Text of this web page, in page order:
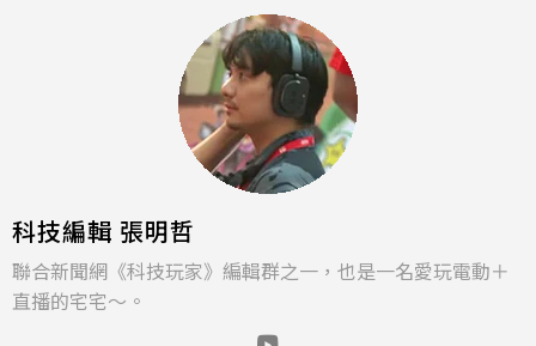
科技編輯 張明哲
聯合新聞網《科技玩家》編輯群之一，也是一名愛玩電動＋
直播的宅宅～。